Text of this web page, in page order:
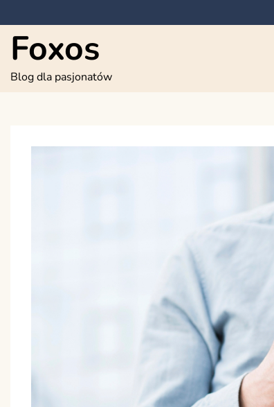
to
content
Foxos
Blog dla pasjonatów